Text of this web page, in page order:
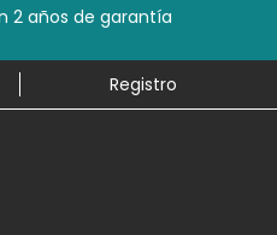
2 años de garantía
Registro